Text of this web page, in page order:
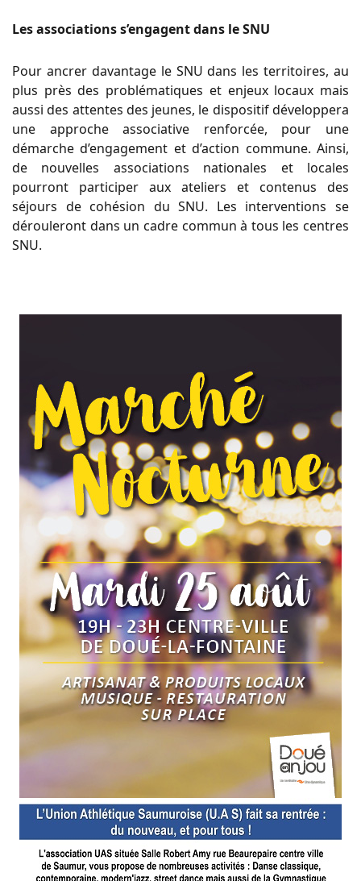
Les associations s’engagent dans le SNU
Pour ancrer davantage le SNU dans les territoires, au
plus près des problématiques et enjeux locaux mais
aussi des attentes des jeunes, le dispositif développera
une approche associative renforcée, pour une
démarche d’engagement et d’action commune. Ainsi,
de nouvelles associations nationales et locales
pourront participer aux ateliers et contenus des
séjours de cohésion du SNU. Les interventions se
dérouleront dans un cadre commun à tous les centres
SNU.